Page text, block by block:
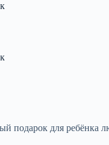
подарок для ребёнка